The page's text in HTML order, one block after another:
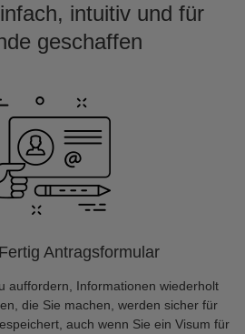
intuitiv und für
geschaffen
Antragsformular
auffordern, Informationen wiederholt
die Sie machen, werden sicher für
auch wenn Sie ein Visum für